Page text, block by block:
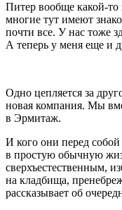
Питер вообще какой-
многие тут имеют
почти все. У нас тоже
А теперь у меня еще и
Одно цепляется за
новая компания. Мы
в Эрмитаж.
И кого они перед
в простую обычную
сверхъестественным,
на кладбища,
рассказывает об